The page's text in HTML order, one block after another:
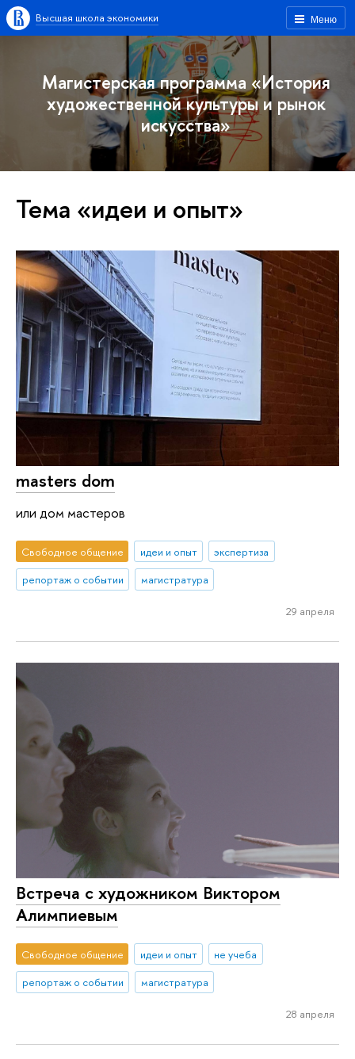
Меню
Высшая школа экономики
Магистерская программа «История
художественной культуры и рынок
искусства»
Тема «идеи и опыт»
masters dom
или дом мастеров
Свободное общение идеи и опыт
экспертиза
репортаж о событии
магистратура
29 апреля
Встреча с художником Виктором
Алимпиевым
Свободное общение идеи и опыт
не учеба
репортаж о событии
магистратура
28 апреля